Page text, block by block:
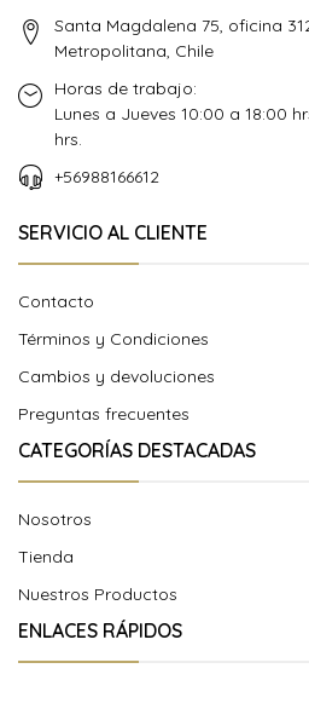
Santa Magdalena 75, oficina
Metropolitana, Chile
Horas de trabajo:
Lunes a Jueves 10:00 a 18:00
hrs.
+56988166612
SERVICIO AL CLIENTE
Contacto
Términos y Condiciones
Cambios y devoluciones
Preguntas frecuentes
CATEGORÍAS DESTACADAS
Nosotros
Tienda
Nuestros Productos
ENLACES RÁPIDOS